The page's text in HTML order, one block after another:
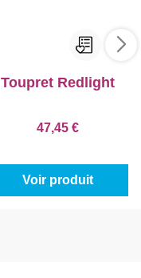
Toupret Redlight
47,45 €
Voir produit